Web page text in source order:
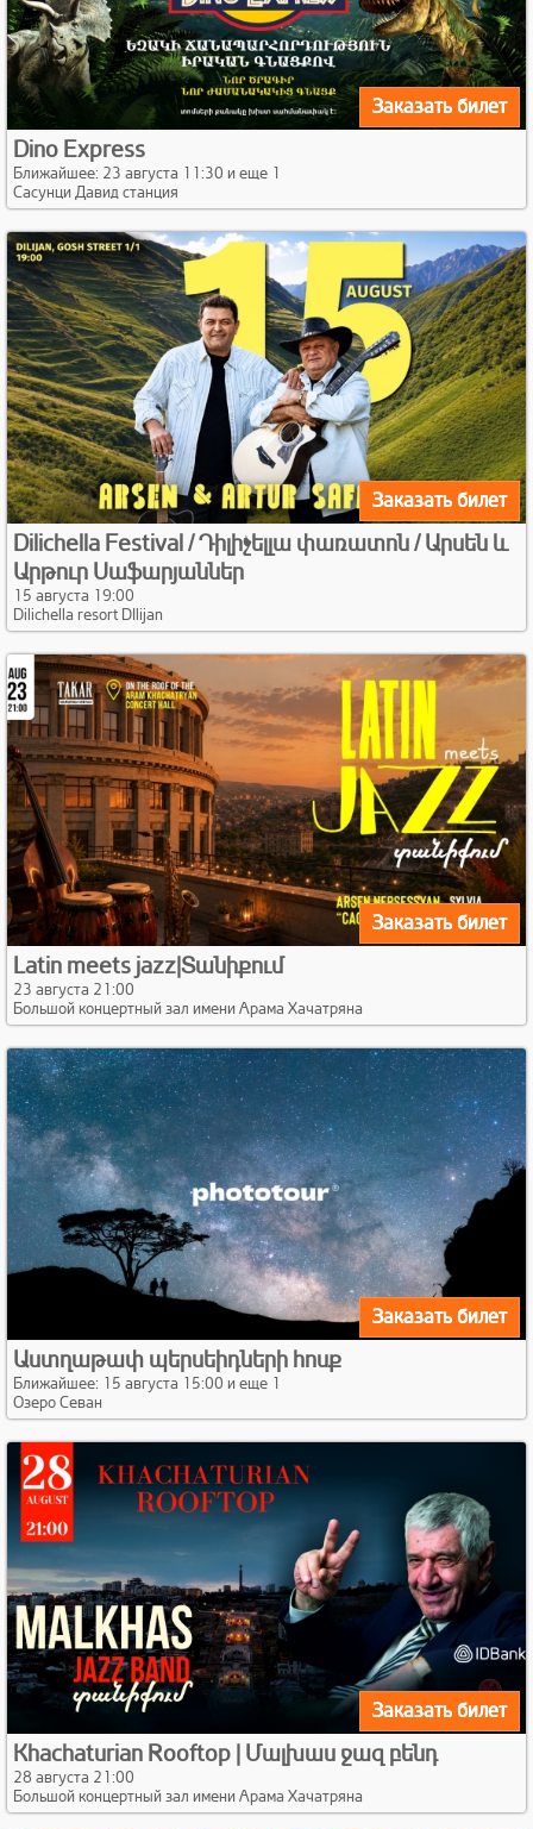
Заказать билет
Dino Express
Ближайшее: 23 августа 11:30 и еще 1
Сасунци Давид станция
Заказать билет
Dilichella Festival / Դիլիչելլա փառատոն / Արսեն և
Արթուր Սաֆարյաններ
15 августа 19:00
Dilichella resort DIlijan
Заказать билет
Latin meets jazz|Տանիքում
23 августа 21:00
Большой концертный зал имени Арама Хачатряна
Заказать билет
Աստղաթափ պերսեիդների հոսք
Ближайшее: 15 августа 15:00 и еще 1
Озеро Севан
Заказать билет
Khachaturian Rooftop | Մալխաս ջազ բենդ
28 августа 21:00
Большой концертный зал имени Арама Хачатряна